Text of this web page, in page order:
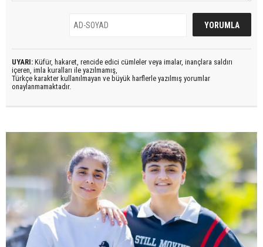
UYARI: Küfür, hakaret, rencide edici cümleler veya imalar, inançlara saldırı
içeren, imla kuralları ile yazılmamış,
Türkçe karakter kullanılmayan ve büyük harflerle yazılmış yorumlar
onaylanmamaktadır.